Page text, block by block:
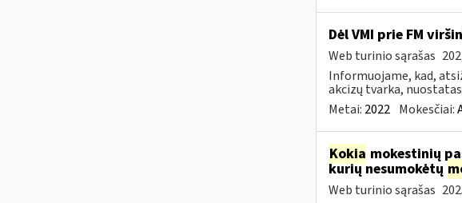
Dėl VMI prie FM
Web turinio sąrašas
Informuojame, kad,
akcizų tvarka,
Metai: 2022 Mokesčiai:
Kokia mokestinių
kurių nesumokėtų
Web turinio sąrašas